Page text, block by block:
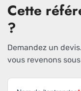
Cette
?
Demandez un
vous revenons